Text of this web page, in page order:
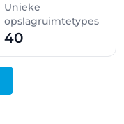
Unieke
opslagruimtetypes
40